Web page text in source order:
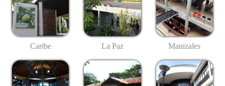
Caribe La Paz Manizales